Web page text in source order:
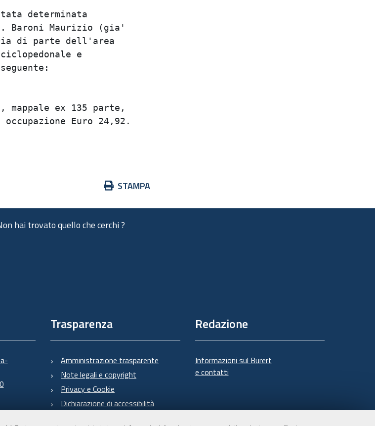
determinata
Baroni Maurizio (gia'
di parte dell'area
e
mappale ex 135 parte,
Euro 24,92.
Azioni
documento
STAMPA
hai trovato quello che cerchi ?
Trasparenza
Amministrazione trasparente
Note legali e copyright
Privacy e Cookie
Dichiarazione di accessibilità
Redazione
Informazioni sul Burert
e contatti